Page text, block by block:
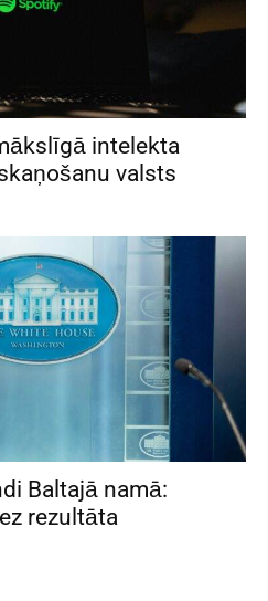
intelekta
valsts
Baltajā namā:
rezultāta